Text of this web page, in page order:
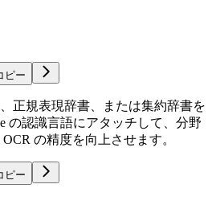
ピー
正規表現辞書、または集約辞書を
の認識言語にアタッチして、分野
の精度を向上させます。
ピー